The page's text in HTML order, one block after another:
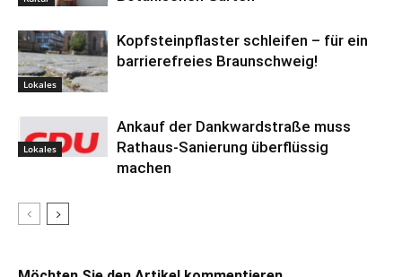
Lokales
Kopfsteinpflaster schleifen – für ein
barrierefreies Braunschweig!
Lokales
Ankauf der Dankwardstraße muss
Rathaus-Sanierung überflüssig
machen